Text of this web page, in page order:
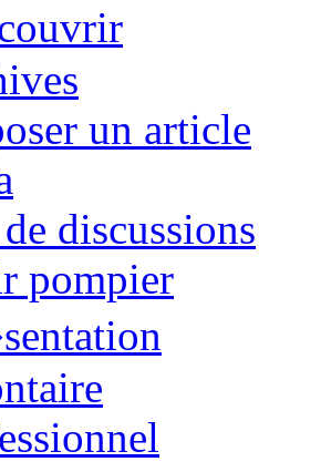
un article
discussions
pompier